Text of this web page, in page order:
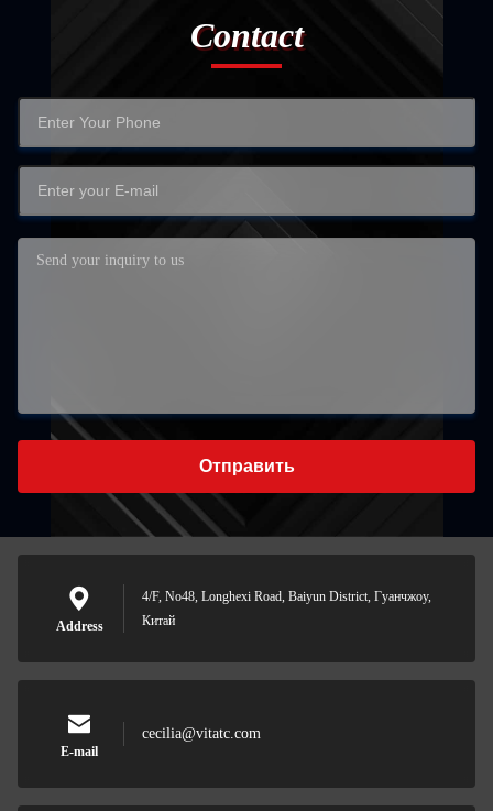
Contact
Отправить
Address
4/F, No48, Longhexi Road, Baiyun District, Гуанчжоу,
Китай
E-mail
cecilia@vitatc.com